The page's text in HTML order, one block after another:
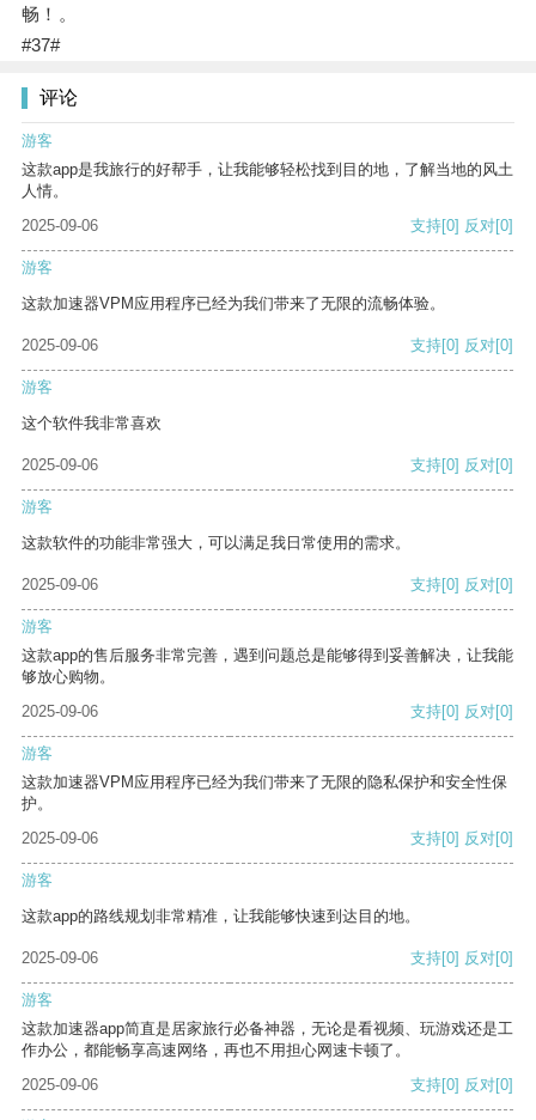
畅！。
#37#
评论
游客
这款app是我旅行的好帮手，让我能够轻松找到目的地，了解当地的风土
人情。
2025-09-06
支持[0] 反对[0]
游客
这款加速器VPM应用程序已经为我们带来了无限的流畅体验。
2025-09-06 支持[0] 反对[0]
游客
这个软件我非常喜欢
2025-09-06 支持[0] 反对[0]
游客
这款软件的功能非常强大，可以满足我日常使用的需求。
2025-09-06 支持[0] 反对[0]
游客
这款app的售后服务非常完善，遇到问题总是能够得到妥善解决，让我能
够放心购物。
2025-09-06
支持[0] 反对[0]
游客
这款加速器VPM应用程序已经为我们带来了无限的隐私保护和安全性保
护。
2025-09-06
支持[0] 反对[0]
游客
这款app的路线规划非常精准，让我能够快速到达目的地。
2025-09-06 支持[0] 反对[0]
游客
这款加速器app简直是居家旅行必备神器，无论是看视频、玩游戏还是工
作办公，都能畅享高速网络，再也不用担心网速卡顿了。
2025-09-06
支持[0] 反对[0]